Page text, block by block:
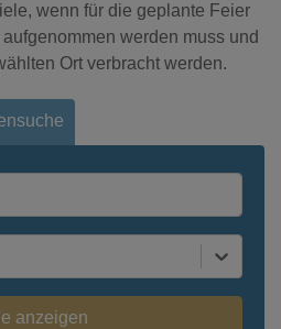
wenn für die geplante Feier
werden muss und
Ort verbracht werden.
anzeigen